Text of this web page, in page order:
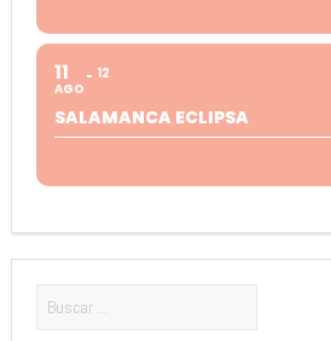
11
AGO
12
SALAMANCA ECLIPSA